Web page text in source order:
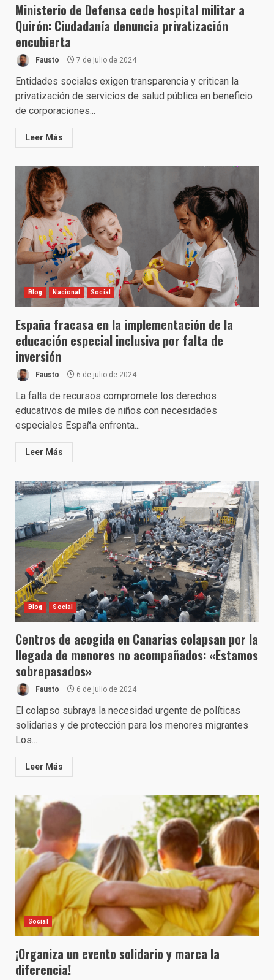
Ministerio de Defensa cede hospital militar a
Quirón: Ciudadanía denuncia privatización
encubierta
Fausto 7 de julio de 2024
Entidades sociales exigen transparencia y critican la
privatización de servicios de salud pública en beneficio
de corporaciones...
Leer Más
Blog Nacional Social
España fracasa en la implementación de la
educación especial inclusiva por falta de
inversión
Fausto 6 de julio de 2024
La falta de recursos compromete los derechos
educativos de miles de niños con necesidades
especiales España enfrenta...
Leer Más
Blog Social
Centros de acogida en Canarias colapsan por la
llegada de menores no acompañados: «Estamos
sobrepasados»
Fausto 6 de julio de 2024
El colapso subraya la necesidad urgente de políticas
solidarias y de protección para los menores migrantes
Los...
Leer Más
Social
¡Organiza un evento solidario y marca la
diferencia!